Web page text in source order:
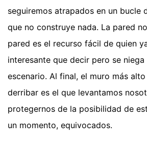
seguiremos atrapados en un bucle
que no construye nada. La pared
pared es el recurso fácil de quien
interesante que decir pero se
escenario. Al final, el muro más
derribar es el que levantamos
protegernos de la posibilidad de
un momento, equivocados.